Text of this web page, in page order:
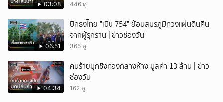
03:08 446 ดู
06:51
ปักธงไทย "เนิน 754" ย้อนสมรภูมิทวงแผ่นดินคืน
จากผู้รุกราน | ข่าวช่องวัน
365 ดู
04:34
คนร้ายบุกชิงทองกลางห้าง มูลค่า 13 ล้าน | ข่าว
ช่องวัน
162 ดู